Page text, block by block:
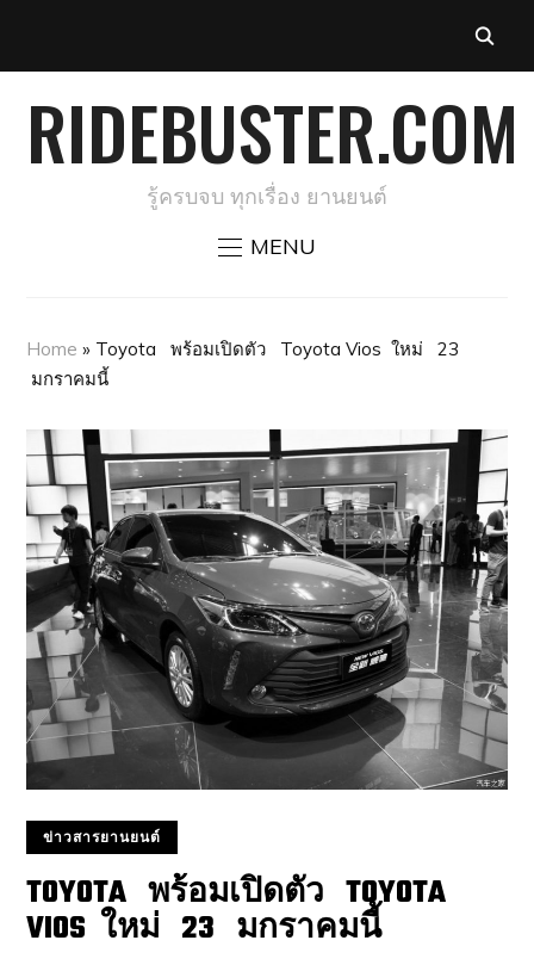
RIDEBUSTER.COM
รู้ครบจบ ทุกเรื่อง ยานยนต์
MENU
Home » Toyota พร้อมเปิดตัว Toyota Vios ใหม่ 23
มกราคมนี้
ข่าวสารยานยนต์
TOYOTA พร้อมเปิดตัว TOYOTA
VIOS ใหม่ 23 มกราคมนี้